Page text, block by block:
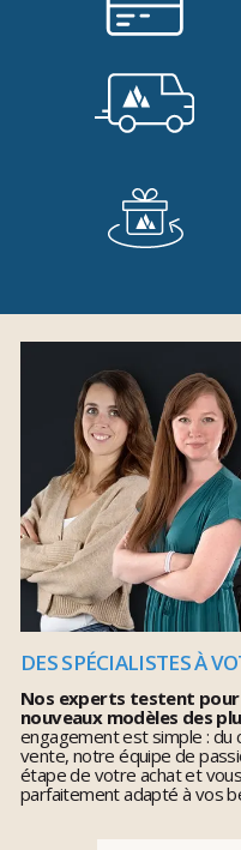
DES SPÉCIALISTES À
Nos experts testent pour
nouveaux modèles des
engagement est simple : du
vente, notre équipe de
étape de votre achat et
parfaitement adapté à vos